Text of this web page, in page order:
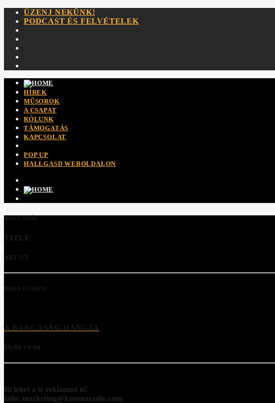
ÜZENJ NEKÜNK!
PODCAST ÉS FELVÉTELEK
HÍREK
MŰSOROK
A CSAPAT
RÓLUNK
TÁMOGATÁS
KAPCSOLAT
POP UP
HALLGASD WEBOLDALON
MOST SZÓL
TITLE
ARTIST
MOST ÉLŐBEN
A BARCASÁG HANGJA
09:00 19:00
Itt lehet a te reklámod is!
Info: marketing@koronaradio.com